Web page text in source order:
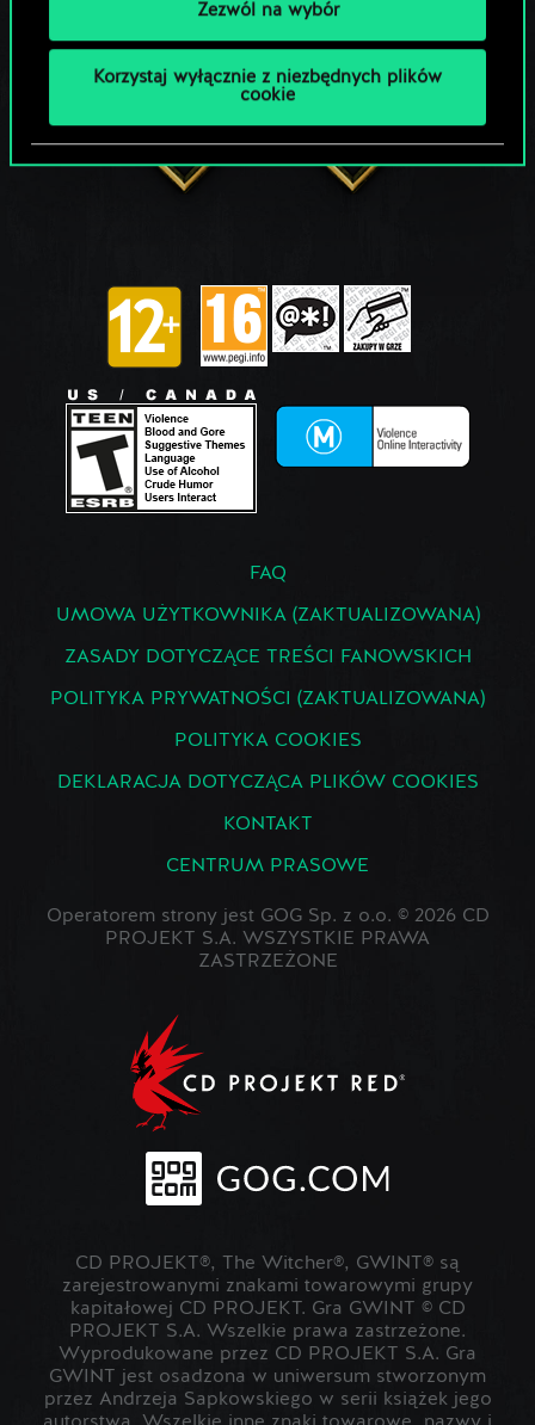
Zezwól na wybór
Korzystaj wyłącznie z niezbędnych plików
cookie
FAQ
UMOWA UŻYTKOWNIKA (ZAKTUALIZOWANA)
ZASADY DOTYCZĄCE TREŚCI FANOWSKICH
POLITYKA PRYWATNOŚCI (ZAKTUALIZOWANA)
POLITYKA COOKIES
DEKLARACJA DOTYCZĄCA PLIKÓW COOKIES
KONTAKT
CENTRUM PRASOWE
Operatorem strony jest GOG Sp. z o.o. © 2026 CD
PROJEKT S.A. WSZYSTKIE PRAWA
ZASTRZEŻONE
CD PROJEKT®, The Witcher®, GWINT® są
zarejestrowanymi znakami towarowymi grupy
kapitałowej CD PROJEKT. Gra GWINT © CD
PROJEKT S.A. Wszelkie prawa zastrzeżone.
Wyprodukowane przez CD PROJEKT S.A. Gra
GWINT jest osadzona w uniwersum stworzonym
przez Andrzeja Sapkowskiego w serii książek jego